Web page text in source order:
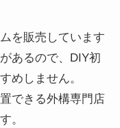
を販売しています
あるので、DIY初
めしません。
できる外構専門店
。